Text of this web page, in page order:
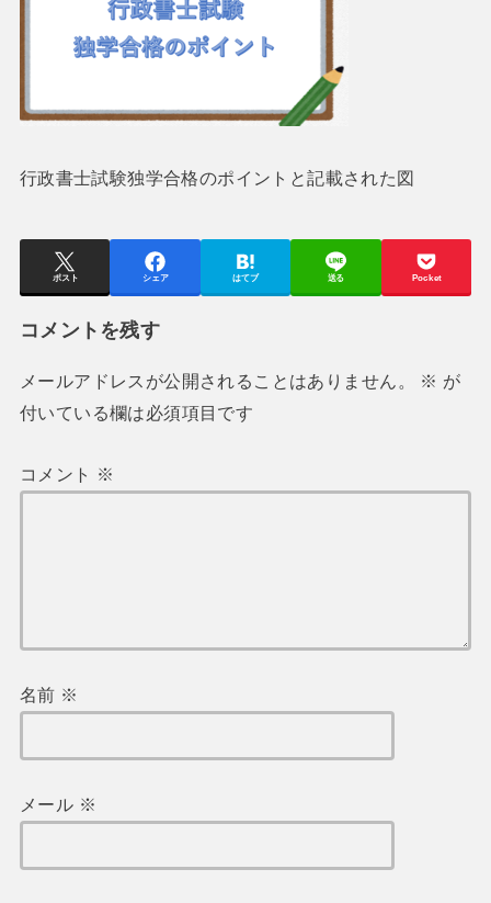
行政書士試験独学合格のポイントと記載された図
ポスト シェア はてブ 送る Pocket
コメントを残す
メールアドレスが公開されることはありません。 ※ が
付いている欄は必須項目です
コメント ※
名前 ※
メール ※